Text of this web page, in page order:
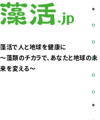
藻活で人と地球を健康に
〜藻類のチカラで、あなたと地球の未
来を変える〜